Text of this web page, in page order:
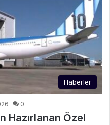
Haberler
0
Hazırlanan Özel